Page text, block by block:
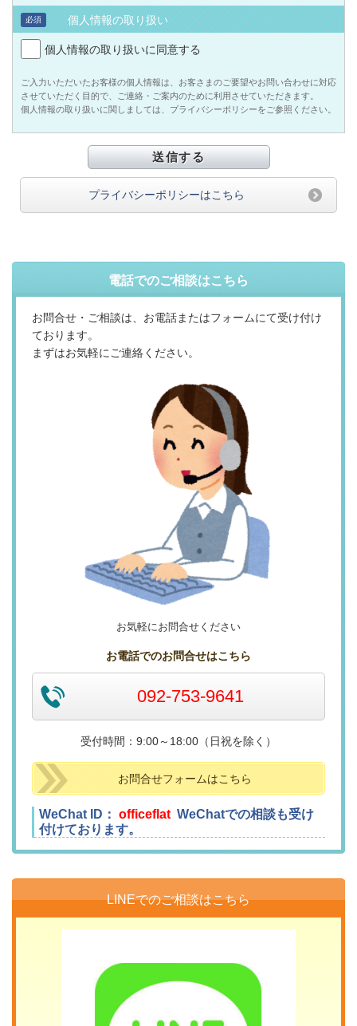
個人情報の取り扱い
必須
個人情報の取り扱いに同意する
ご入力いただいたお客様の個人情報は、お客さまのご要望やお問い合わせに対応
させていただく目的で、ご連絡・ご案内のために利用させていただきます。
個人情報の取り扱いに関しましては、プライバシーポリシーをご参照ください。
プライバシーポリシーはこちら
電話でのご相談はこちら
お問合せ・ご相談は、お電話またはフォームにて受け付け
ております。
まずはお気軽にご連絡ください。
お気軽にお問合せください
お電話でのお問合せはこちら
092-753-9641
受付時間：9:00～18:00（日祝を除く）
お問合せフォームはこちら
WeChat ID： officeflat WeChatでの相談も受け
付けております。
LINEでのご相談はこちら